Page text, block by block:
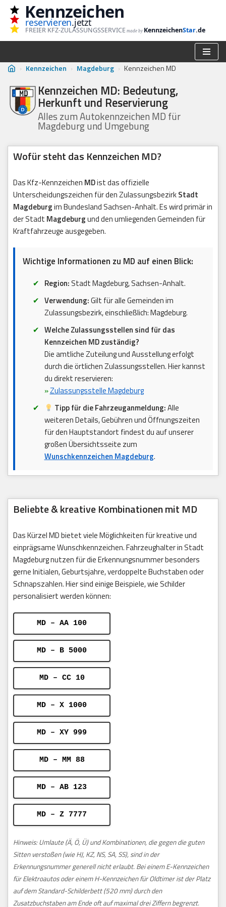
Zum
Inhalt
Kennzeichen
reservieren.jetzt
FREIER KFZ-ZULASSUNGSSERVICE made by KennzeichenStar.de
› Kennzeichen › Magdeburg › Kennzeichen MD
Kennzeichen MD: Bedeutung,
Herkunft und Reservierung
Alles zum Autokennzeichen MD für
Magdeburg und Umgebung
Wofür steht das Kennzeichen MD?
Das Kfz-Kennzeichen MDist das offizielle
Unterscheidungszeichen für den ZulassungsbezirkStadt
Magdeburgim Bundesland Sachsen-Anhalt. Es wird primär in
der Stadt Magdeburgund den umliegenden Gemeinden für
Kraftfahrzeuge ausgegeben.
Wichtige Informationen zu MD auf einen Blick:
Region: Stadt Magdeburg, Sachsen-Anhalt.
Verwendung:Gilt für alle Gemeinden im
Zulassungsbezirk, einschließlich: Magdeburg.
Welche Zulassungsstellen sind für das
Kennzeichen MD zuständig?
Die amtliche Zuteilung und Ausstellung erfolgt
durch die örtlichen Zulassungsstellen. Hier kannst
du direkt reservieren:
»Zulassungsstelle Magdeburg
Tipp für die Fahrzeuganmeldung:Alle
weiteren Details, Gebühren und Öffnungszeiten
für den Hauptstandort findest du auf unserer
großen Übersichtsseite zum
Wunschkennzeichen Magdeburg.
Beliebte & kreative Kombinationen mit MD
Das Kürzel MD bietet viele Möglichkeiten für kreative und
einprägsame Wunschkennzeichen. Fahrzeughalter in Stadt
Magdeburg nutzen für die Erkennungsnummer besonders
gerne Initialen, Geburtsjahre, verdoppelte Buchstaben oder
Schnapszahlen. Hier sind einige Beispiele, wie Schilder
personalisiert werden können:
MD – AA 100
MD – B 5000
MD – CC 10
MD – X 1000
MD – XY 999
MD – MM 88
MD – AB 123
MD – Z 7777
Hinweis: Umlaute (Ä, Ö, Ü) und Kombinationen, die gegen die guten
Sitten verstoßen (wie HJ, KZ, NS, SA, SS), sind in der
Erkennungsnummer generell nicht erlaubt. Bei einem E-Kennzeichen
für Elektroautos oder einem H-Kennzeichen für Oldtimer ist der Platz
auf dem Standard-Schilderbett (520 mm) durch den
Zusatzbuchstaben am Ende oft auf maximal drei Ziffern begrenzt.